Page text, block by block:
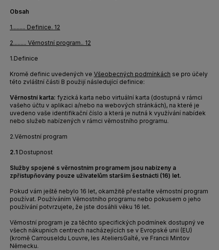
Obsah
1......... Definice. 12
2......... Věrnostní program.. 12
1.Definice
Kromě definic uvedených ve Všeobecných podmínkách se pro účely
této zvláštní části B použijí následující definice:
Věrnostní karta: fyzická karta nebo virtuální karta (dostupná v rámci
vašeho účtu v aplikaci a/nebo na webových stránkách), na které je
uvedeno vaše identifikační číslo a která je nutná k využívání nabídek
nebo služeb nabízených v rámci věrnostního programu.
2.Věrnostní program
2.1 Dostupnost
Služby spojené s věrnostním programem jsou nabízeny a
zpřístupňovány pouze uživatelům starším šestnácti (16) let.
Pokud vám ještě nebylo 16 let, okamžitě přestaňte věrnostní program
používat. Používáním Věrnostního programu nebo pokusem o jeho
používání potvrzujete, že jste dosáhli věku 16 let.
Věrnostní program je za těchto specifických podmínek dostupný ve
všech nákupních centrech nacházejících se v Evropské unii (EU)
(kromě Carrouseldu Louvre, les AteliersGaîté, ve Francii Mintov
Německu.